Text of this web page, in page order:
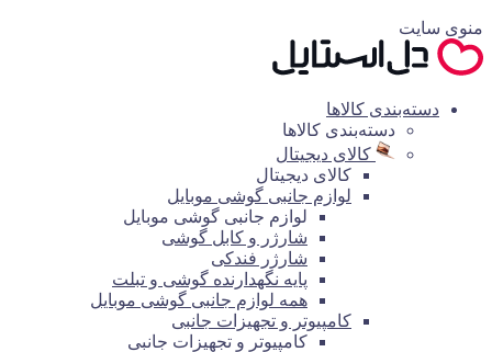
منوی سایت
دسته‌بندی کالاها
دسته‌بندی کالاها
کالای دیجیتال
کالای دیجیتال
لوازم جانبی گوشی موبایل
لوازم جانبی گوشی موبایل
شارژر و کابل گوشی
شارژر فندکی
پایه نگهدارنده گوشی و تبلت
همه لوازم جانبی گوشی موبایل
کامپیوتر و تجهیزات جانبی
کامپیوتر و تجهیزات جانبی